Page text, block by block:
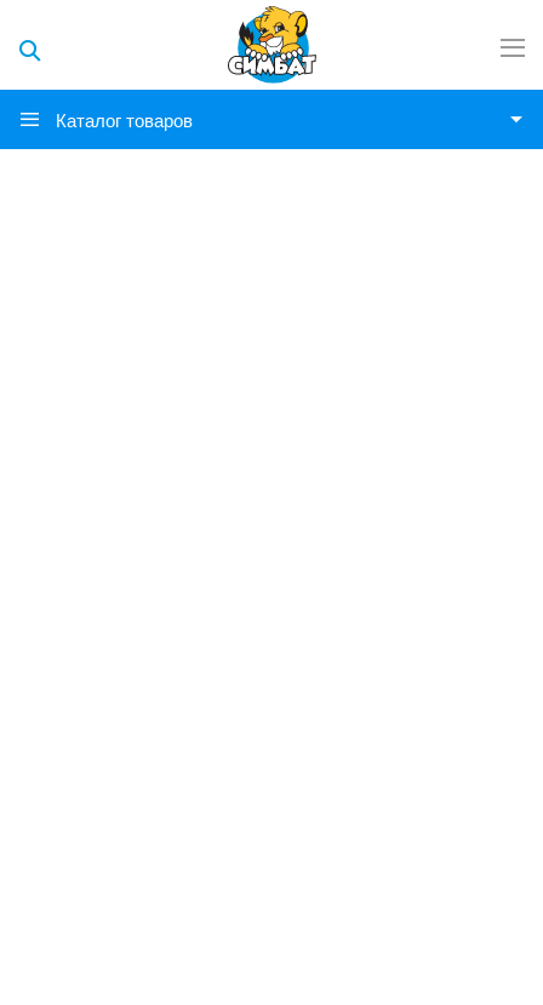
Каталог товаров